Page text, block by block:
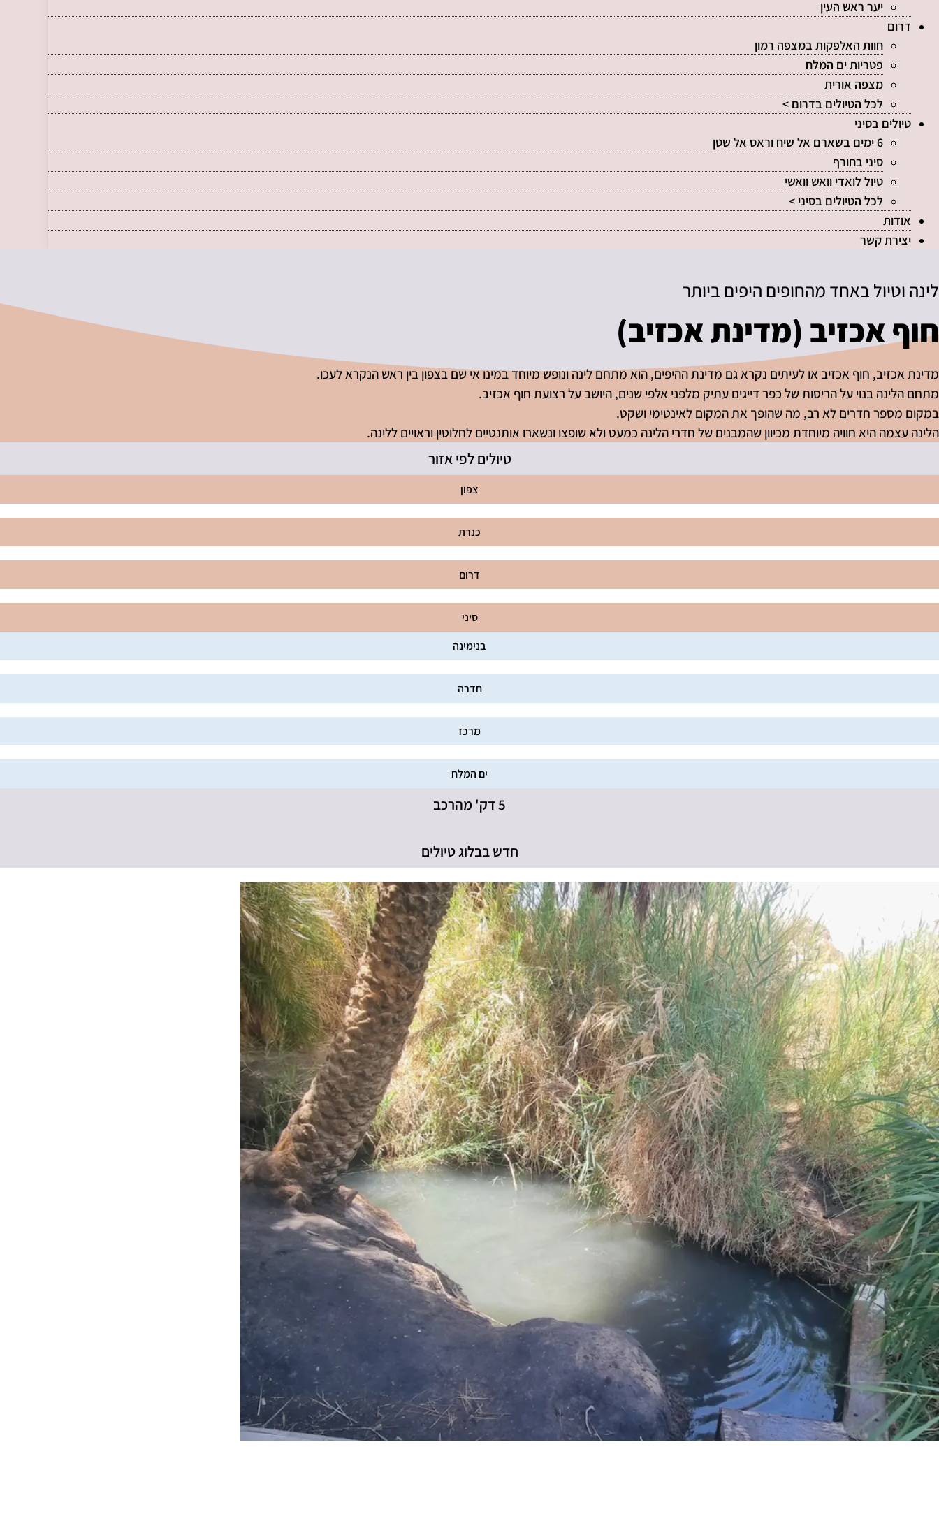
יער ראש העין
דרום
חוות האלפקות במצפה רמון
פטריות ים המלח
מצפה אורית
לכל הטיולים בדרום >
טיולים בסיני
6 ימים בשארם אל שיח וראס אל שטן
סיני בחורף
טיול לואדי וואש וואשי
לכל הטיולים בסיני >
אודות
יצירת קשר
לינה וטיול באחד מהחופים היפים ביותר
חוף אכזיב (מדינת אכזיב)
מדינת אכזיב, חוף אכזיב או לעיתים נקרא גם מדינת ההיפים, הוא מתחם לינה ונופש מיוחד במינו אי שם בצפון בין ראש הנקרא לעכו.
מתחם הלינה בנוי על הריסות של כפר דייגים עתיק מלפני אלפי שנים, היושב על רצועת חוף אכזיב.
במקום מספר חדרים לא רב, מה שהופך את המקום לאינטימי ושקט.
הלינה עצמה היא חוויה מיוחדת מכיוון שהמבנים של חדרי הלינה כמעט ולא שופצו ונשארו אותנטיים לחלוטין וראויים ללינה.
טיולים לפי אזור
צפון
כנרת
דרום
סיני
בנימינה
חדרה
מרכז
ים המלח
5 דק' מהרכב
חדש בבלוג טיולים